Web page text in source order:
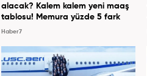
alacak? Kalem kalem yeni maaş
tablosu! Memura yüzde 5 fark
Haber7